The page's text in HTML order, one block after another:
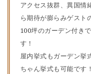
アクセス抜群、異国情
ら期待が膨らみゲスト
100坪のガーデン付き
す！
屋内挙式もガーデン挙
ちゃん挙式も可能です！